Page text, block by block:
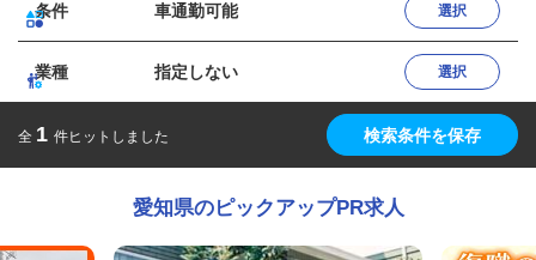
条件 車通勤可能 選択
業種 指定しない 選択
全 1 件ヒットしました 検索条件を保存
愛知県のピックアップPR求人